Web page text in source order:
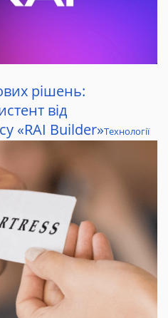
рішень:
від
«RAI Builder»Технології